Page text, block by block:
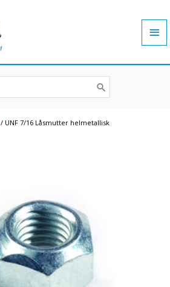
/ UNF 7/16 Låsmutter helmetallisk